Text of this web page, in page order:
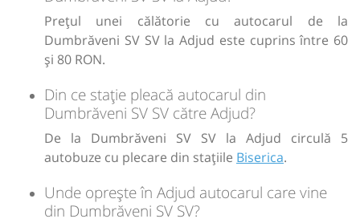
70lei Cumpără
08/2026
Prețul unei călătorie cu autocarul de la
Dumbrăveni SV SV la Adjud este cuprins între 60
și 80 RON.
Din ce stație pleacă autocarul din
Dumbrăveni SV SV către Adjud?
De la Dumbrăveni SV SV la Adjud circulă 5
autobuze cu plecare din stațiile Biserica.
Unde oprește în Adjud autocarul care vine
din Dumbrăveni SV SV?